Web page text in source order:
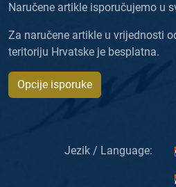
Naručene artikle isporučujemo u
Za naručene artikle u vrijednosti
teritoriju Hrvatske je besplatna.
Opcije isporuke
Jezik / Language: